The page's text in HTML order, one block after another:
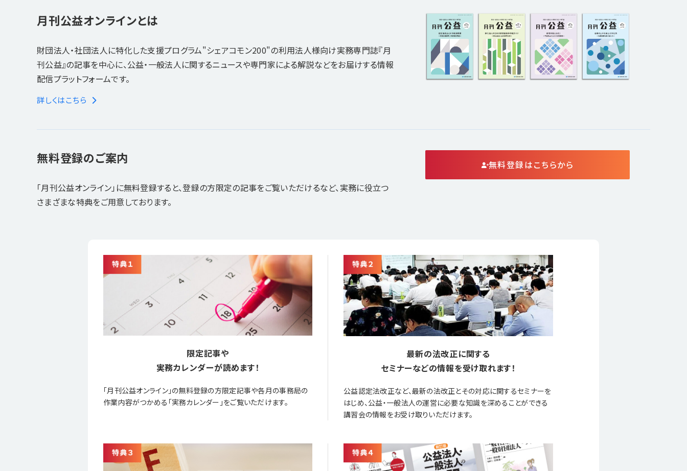
月刊公益オンラインとは
財団法人・社団法人に特化した支援プログラム"シェアコモン200"の利用法人様向け実務専門誌『月
刊公益』の記事を中心に、公益・一般法人に関するニュースや専門家による解説などをお届けする情報
配信プラットフォームです。
詳しくはこちら
無料登録のご案内
「月刊公益オンライン」に無料登録すると、登録の方限定の記事をご覧いただけるなど、実務に役立つ
さまざまな特典をご用意しております。
無料登録はこちらから
限定記事や
実務カレンダーが読めます！
「月刊公益オンライン」の無料登録の方限定記事や各月の事務局の
作業内容がつかめる「実務カレンダー」をご覧いただけます。
最新の法改正に関する
セミナーなどの情報を受け取れます！
公益認定法改正など、最新の法改正とその対応に関するセミナーを
はじめ、公益・一般法人の運営に必要な知識を深めることができる
講習会の情報をお受け取りいただけます。